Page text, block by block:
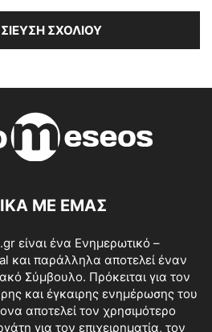
ΜΕ ΕΜΑΣ
είναι ένα Ενημερωτικό –
και παράλληλα αποτελεί έναν
Σύμβουλο. Πρόκειται για τον
και έγκαιρης ενημέρωσης του
αποτελεί τον χρησιμότερο
για τον επιχειρηματία, τον